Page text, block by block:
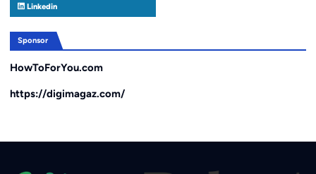
Linkedin
Sponsor
HowToForYou.com
https://digimagaz.com/